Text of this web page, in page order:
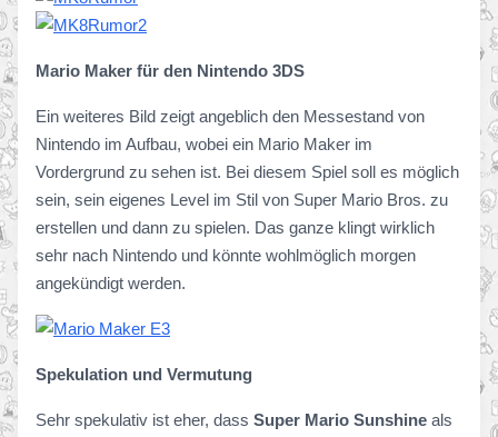
Mario Maker für den Nintendo 3DS
Ein weiteres Bild zeigt angeblich den Messestand von
Nintendo im Aufbau, wobei ein Mario Maker im
Vordergrund zu sehen ist. Bei diesem Spiel soll es möglich
sein, sein eigenes Level im Stil von Super Mario Bros. zu
erstellen und dann zu spielen. Das ganze klingt wirklich
sehr nach Nintendo und könnte wohlmöglich morgen
angekündigt werden.
Spekulation und Vermutung
Sehr spekulativ ist eher, dass Super Mario Sunshine als